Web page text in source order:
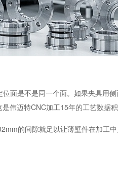
面是不是同一个面。如果夹具用
伟迈特CNC加工15年的工艺数据积
的间隙就足以让薄壁件在加工